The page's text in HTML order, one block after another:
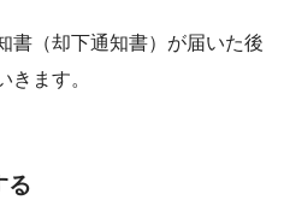
書（却下通知書）が届いた後
きます。
る